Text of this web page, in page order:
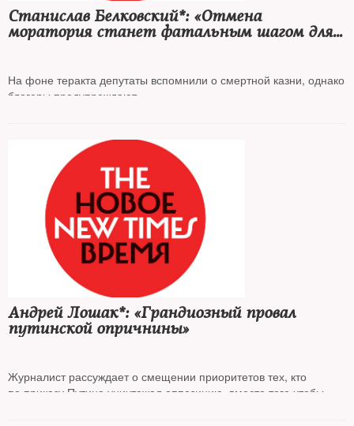
Станислав Белковский*: «Отмена
моратория станет фатальным шагом для
На фоне теракта депутаты вспомнили о смертной казни, однако
блогеры предупреждают
Андрей Лошак*: «Грандиозный провал
путинской опричнины»
Журналист рассуждает о смещении приоритетов тех, кто
по приказу Путина уничтожал оппозицию, вместо того чтобы